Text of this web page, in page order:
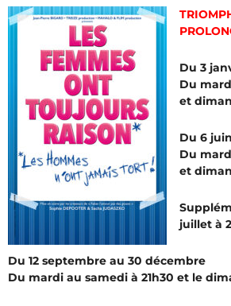
Du 3
Du
et
Du 6
Du
et
juillet à
Du 12 septembre au 30 décembre
Du mardi au samedi à 21h30 et le